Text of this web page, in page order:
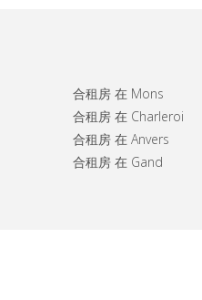
合租房 在 Mons
合租房 在 Charleroi
合租房 在 Anvers
合租房 在 Gand